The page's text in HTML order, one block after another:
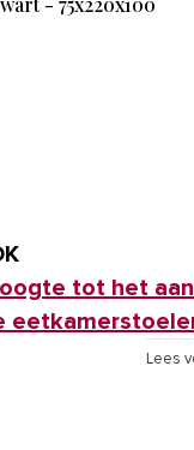
tot het
Lees